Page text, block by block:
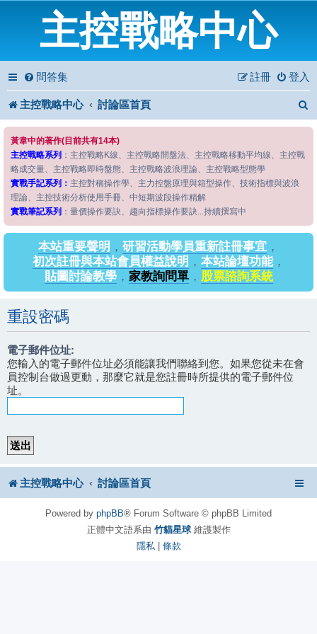
主控戰略中心
問答集 登入
註冊
主控戰略中心 討論區首頁
黃韋中的著作(目前共有14本)
主控戰略系列 ：主控戰略K線、主控戰略開盤法、主控戰略移動平均線、主控戰
略成交量、主控戰略即時盤態、主控戰略波浪理論、主控戰略型態學
實戰手記系列： 主控對稱操作學、主力控盤原理與箱型操作、技術指標與波浪
理論、主控技術分析使用手冊、中短期波段操作精解
實戰筆記系列 ：量價操作要訣、趨向指標操作要訣...持續撰寫中
本站重要聲明 ， 研習活動學員重新註冊事宜 ，
初次註冊與本站會員權益說明 ， 本站論壇功能，
貼圖討論教學， 家教詢問單， 股票諮詢系統
重設密碼
電子郵件位址:
您輸入的電子郵件位址必須能讓我們聯絡到您。如果您從未在會
員控制台做過更動，那麼它就是您註冊時所提供的電子郵件位
址。
主控戰略中心 討論區首頁
Powered by phpBB® Forum Software © phpBB Limited
正體中文語系由 竹貓星球維護製作
隱私 | 條款